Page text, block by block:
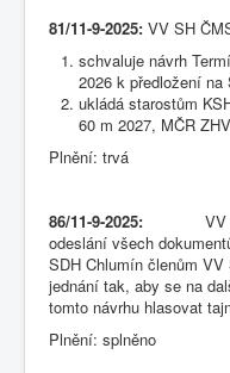
81/11-9-2025: VV SH
schvaluje návrh
2026 k předložení na
ukládá starostům
60 m 2027, MČR
Plnění: trvá
86/11-9-2025: VV SH
odeslání všech
SDH Chlumín členům
jednání tak, aby se na
tomto návrhu hlasovat
Plnění: splněno